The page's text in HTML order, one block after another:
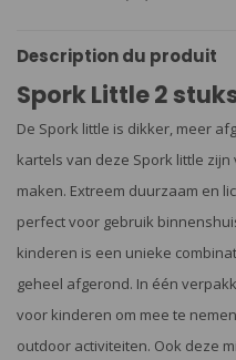
Description du produit
Spork Little 2
De Spork little is dikker, meer
kartels van deze Spork little
maken. Extreem duurzaam en
perfect voor gebruik
kinderen is een unieke
geheel afgerond. In één
voor kinderen om mee te
outdoor activiteiten. Ook deze